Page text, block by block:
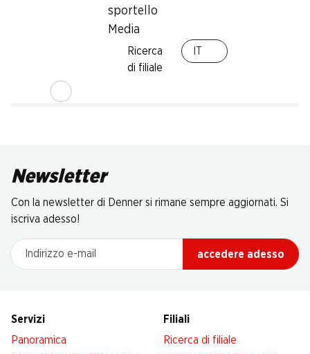
sportello
Media
Ricerca
di filiale
Newsletter
Con la newsletter di Denner si rimane sempre aggiornati. Si
iscriva adesso!
Indirizzo e-mail
accedere adesso
Servizi
Panoramica
Filiali
Ricerca di filiale